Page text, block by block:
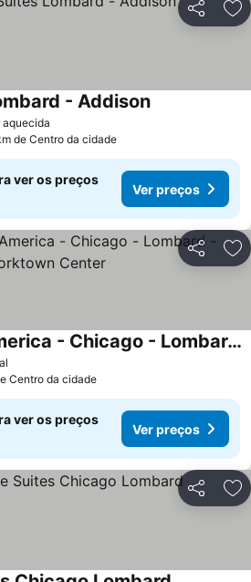
Partilhar
aquecida
- Addison
de Centro da cidade
ver os preços
Ver preços
Partilhar
Extended Stay America - Chicago - Lombard - Yorktown Center
Centro da cidade
ver os preços
Ver preços
Partilhar